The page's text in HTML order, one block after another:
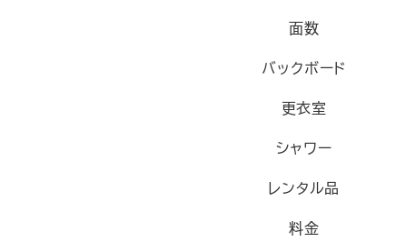
面数
バックボード
更衣室
シャワー
レンタル品
料金